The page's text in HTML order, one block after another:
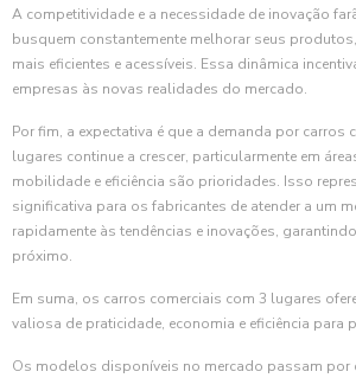
A competitividade e a necessidade de inovação
busquem constantemente melhorar seus
mais eficientes e acessíveis. Essa dinâmica
empresas às novas realidades do mercado.
Por fim, a expectativa é que a demanda por carros
lugares continue a crescer, particularmente em
mobilidade e eficiência são prioridades. Isso
significativa para os fabricantes de atender a um
rapidamente às tendências e inovações,
próximo.
Em suma, os carros comerciais com 3 lugares
valiosa de praticidade, economia e eficiência para
Os modelos disponíveis no mercado passam por